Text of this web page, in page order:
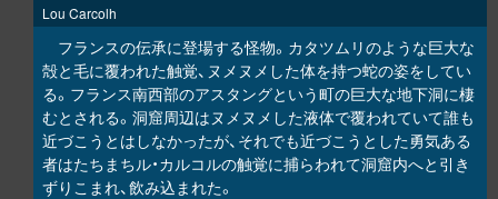
Lou Carcolh
フランスの伝承に登場する怪物。カタツムリのような巨大な
殻と毛に覆われた触覚、ヌメヌメした体を持つ蛇の姿をしてい
る。フランス南西部のアスタングという町の巨大な地下洞に棲
むとされる。洞窟周辺はヌメヌメした液体で覆われていて誰も
近づこうとはしなかったが、それでも近づこうとした勇気ある
者はたちまちル・カルコルの触覚に捕らわれて洞窟内へと引き
ずりこまれ、飲み込まれた。